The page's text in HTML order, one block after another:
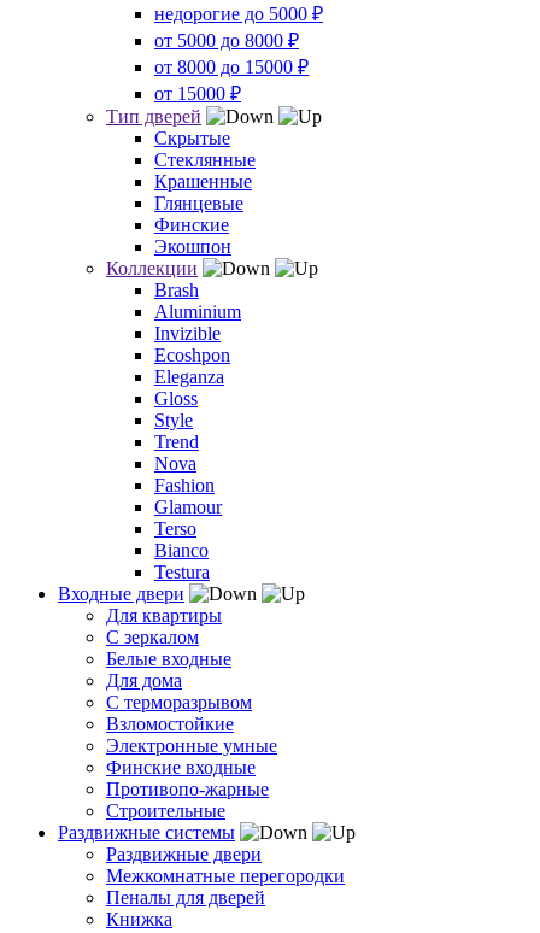
недорогие до 5000 ₽
от 5000 до 8000 ₽
от 8000 до 15000 ₽
от 15000 ₽
Тип дверей
Скрытые
Стеклянные
Крашенные
Глянцевые
Финские
Экошпон
Коллекции
Brash
Aluminium
Invizible
Ecoshpon
Eleganza
Gloss
Style
Trend
Nova
Fashion
Glamour
Terso
Bianco
Testura
Входные двери
Для квартиры
С зеркалом
Белые входные
Для дома
С терморазрывом
Взломостойкие
Электронные умные
Финские входные
Противопо-жарные
Строительные
Раздвижные системы
Раздвижные двери
Межкомнатные перегородки
Пеналы для дверей
Книжка